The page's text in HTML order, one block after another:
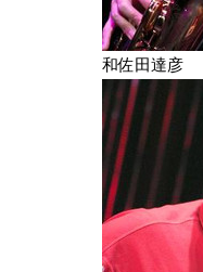
和佐田達彦